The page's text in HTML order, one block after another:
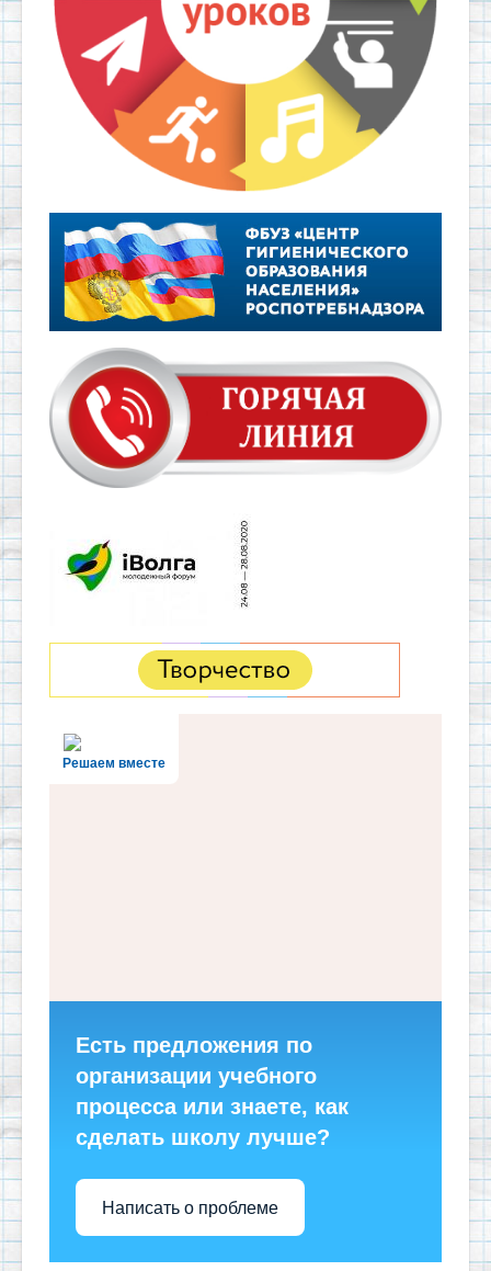
Решаем вместе
Есть предложения по
организации учебного
процесса или знаете, как
сделать школу лучше?
Написать о проблеме